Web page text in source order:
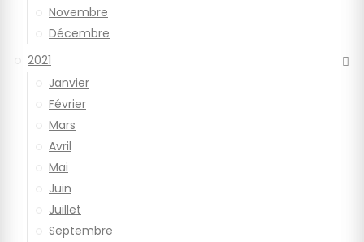
Novembre
Décembre
2021
Janvier
Février
Mars
Avril
Mai
Juin
Juillet
Septembre